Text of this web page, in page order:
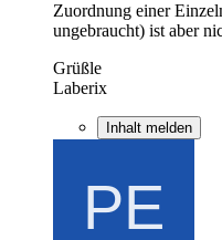
Zuordnung einer
ungebraucht) ist aber
Grüßle
Laberix
Inhalt melden